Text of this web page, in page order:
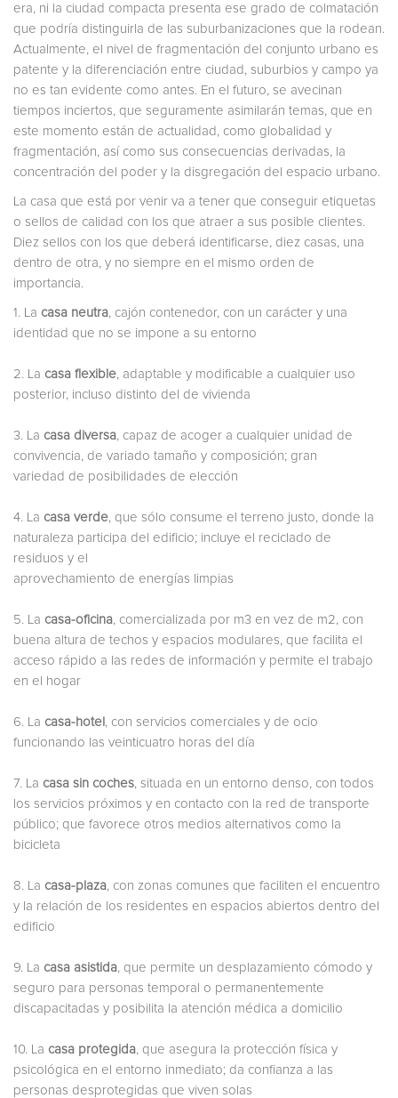
era, ni la ciudad compacta presenta ese grado de colmatación
que podría distinguirla de las suburbanizaciones que la rodean.
Actualmente, el nivel de fragmentación del conjunto urbano es
patente y la diferenciación entre ciudad, suburbios y campo ya
no es tan evidente como antes. En el futuro, se avecinan
tiempos inciertos, que seguramente asimilarán temas, que en
este momento están de actualidad, como globalidad y
fragmentación, así como sus consecuencias derivadas, la
concentración del poder y la disgregación del espacio urbano.
La casa que está por venir va a tener que conseguir etiquetas
o sellos de calidad con los que atraer a sus posible clientes.
Diez sellos con los que deberá identificarse, diez casas, una
dentro de otra, y no siempre en el mismo orden de
importancia.
1. La casa neutra , cajón contenedor, con un carácter y una
identidad que no se impone a su entorno
2. La casa flexible , adaptable y modificable a cualquier uso
posterior, incluso distinto del de vivienda
3. La casa diversa , capaz de acoger a cualquier unidad de
convivencia, de variado tamaño y composición; gran
variedad de posibilidades de elección
4. La casa verde , que sólo consume el terreno justo, donde la
naturaleza participa del edificio; incluye el reciclado de
residuos y el
aprovechamiento de energías limpias
5. La casa-oficina , comercializada por m3 en vez de m2, con
buena altura de techos y espacios modulares, que facilita el
acceso rápido a las redes de información y permite el trabajo
en el hogar
6. La casa-hotel
, con servicios comerciales y de ocio
funcionando las veinticuatro horas del día
7. La casa sin coches , situada en un entorno denso, con todos
los servicios próximos y en contacto con la red de transporte
público; que favorece otros medios alternativos como la
bicicleta
8. La casa-plaza , con zonas comunes que faciliten el encuentro
y la relación de los residentes en espacios abiertos dentro del
edificio
9. La casa asistida , que permite un desplazamiento cómodo y
seguro para personas temporal o permanentemente
discapacitadas y posibilita la atención médica a domicilio
10. La casa protegida , que asegura la protección física y
psicológica en el entorno inmediato; da confianza a las
personas desprotegidas que viven solas